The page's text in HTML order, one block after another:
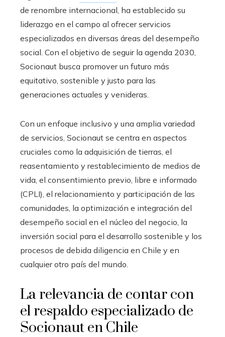
de renombre internacional, ha establecido su
liderazgo en el campo al ofrecer servicios
especializados en diversas áreas del desempeño
social. Con el objetivo de seguir la agenda 2030,
Socionaut busca promover un futuro más
equitativo, sostenible y justo para las
generaciones actuales y venideras.
Con un enfoque inclusivo y una amplia variedad
de servicios, Socionaut se centra en aspectos
cruciales como la adquisición de tierras, el
reasentamiento y restablecimiento de medios de
vida, el consentimiento previo, libre e informado
(CPLI), el relacionamiento y participación de las
comunidades, la optimización e integración del
desempeño social en el núcleo del negocio, la
inversión social para el desarrollo sostenible y los
procesos de debida diligencia en Chile y en
cualquier otro país del mundo.
La relevancia de contar con
el respaldo especializado de
Socionaut en Chile